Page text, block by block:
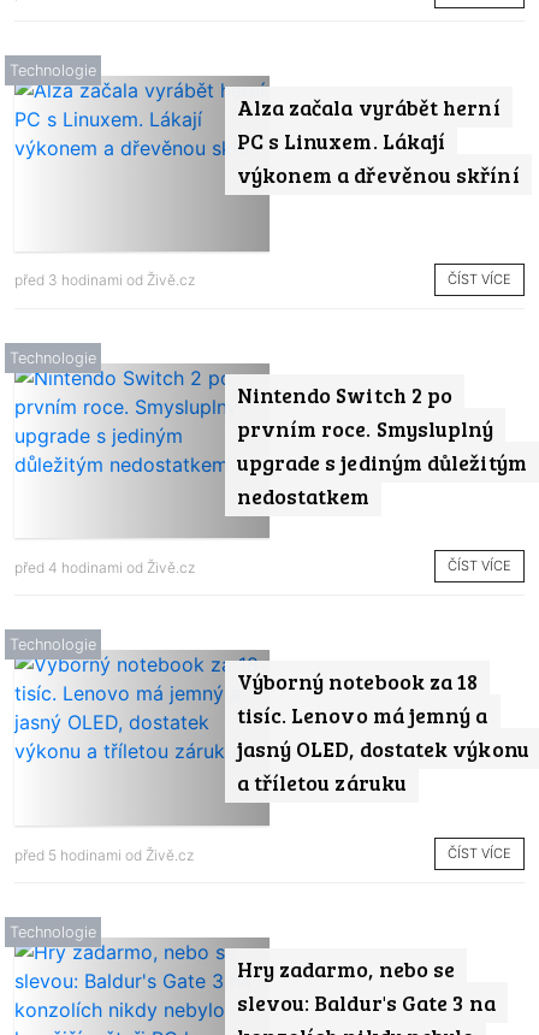
Alza začala vyrábět herní
PC s Linuxem. Lákají
výkonem a dřevěnou skříní
Technologie
před 3 hodinami od Živě.cz ČÍST VÍCE
Nintendo Switch 2 po
prvním roce. Smysluplný
upgrade s jediným důležitým
nedostatkem
Technologie
před 4 hodinami od Živě.cz ČÍST VÍCE
Výborný notebook za 18
tisíc. Lenovo má jemný a
jasný OLED, dostatek výkonu
a tříletou záruku
Technologie
před 5 hodinami od Živě.cz ČÍST VÍCE
Hry zadarmo, nebo se
slevou: Baldur's Gate 3 na
Technologie